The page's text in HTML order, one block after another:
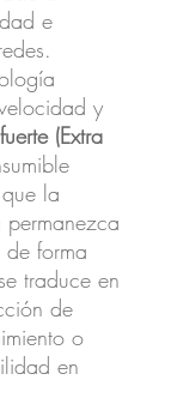
e
y
(Extra
la
forma
traduce en
de
o
en